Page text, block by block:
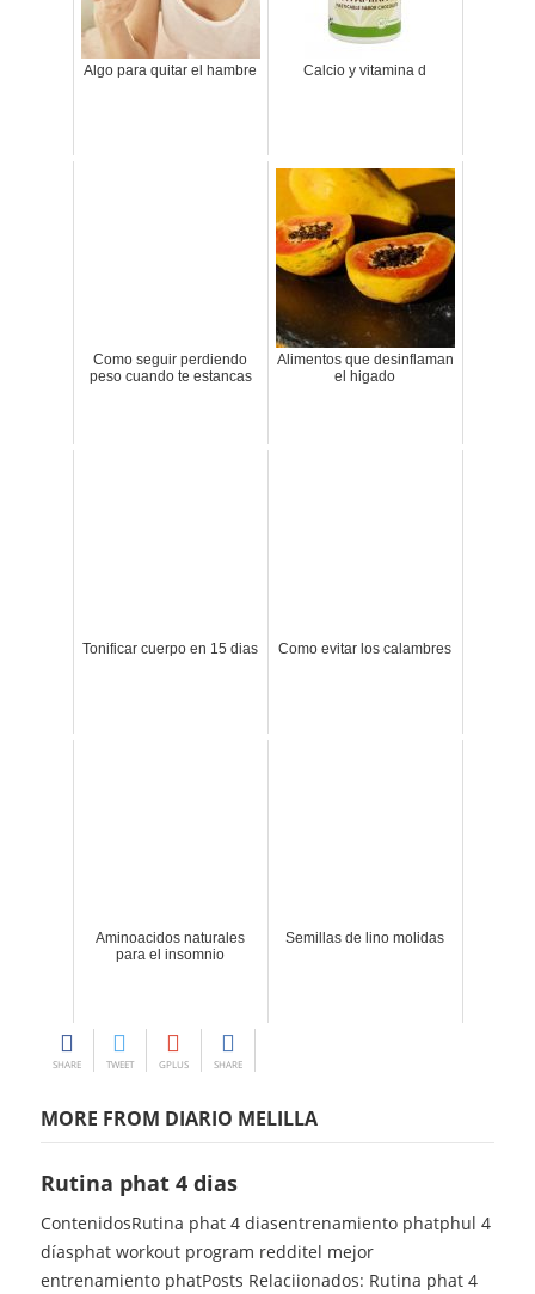
Algo para quitar el hambre Calcio y vitamina d
Como seguir perdiendo
peso cuando te estancas
Alimentos que desinflaman
el higado
Tonificar cuerpo en 15 dias Como evitar los calambres
Aminoacidos naturales
para el insomnio
Semillas de lino molidas
SHARE TWEET GPLUS SHARE
MORE FROM DIARIO MELILLA
Rutina phat 4 dias
ContenidosRutina phat 4 diasentrenamiento phatphul 4
díasphat workout program redditel mejor
entrenamiento phatPosts Relaciionados: Rutina phat 4